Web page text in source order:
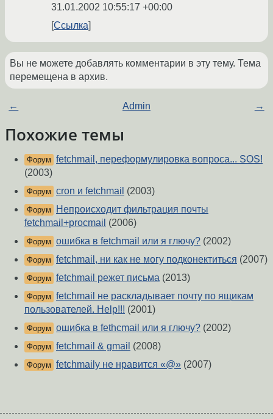
31.01.2002 10:55:17 +00:00
Ссылка
Вы не можете добавлять комментарии в эту тему. Тема
перемещена в архив.
← Admin →
Похожие темы
Форум fetchmail, переформулировка вопроса... SOS!
(2003)
Форум cron и fetchmail (2003)
Форум
Непроисходит фильтрация почты
fetchmail+procmail (2006)
Форум ошибка в fetchmail или я глючу? (2002)
Форум fetchmail, ни как не могу подконектиться (2007)
Форум fetchmail режет письма (2013)
Форум fetchmail не раскладывает почту по ящикам
пользователей. Help!!! (2001)
Форум ошибка в fethcmail или я глючу? (2002)
Форум fetchmail & gmail (2008)
Форум fetchmailу не нравится «@» (2007)